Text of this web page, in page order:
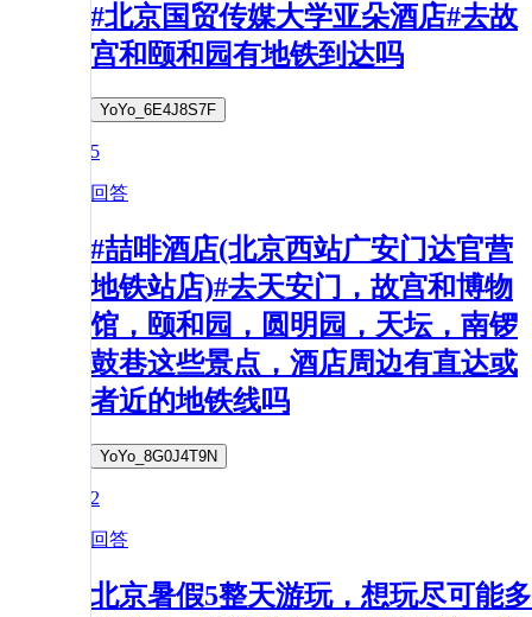
#北京国贸传媒大学亚朵酒店#去故
宫和颐和园有地铁到达吗
YoYo_6E4J8S7F
5
回答
#喆啡酒店(北京西站广安门达官营
地铁站店)#去天安门，故宫和博物
馆，颐和园，圆明园，天坛，南锣
鼓巷这些景点，酒店周边有直达或
者近的地铁线吗
YoYo_8G0J4T9N
2
回答
北京暑假5整天游玩，想玩尽可能多